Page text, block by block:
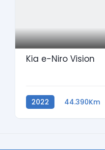
Kia e-Niro Vision
2022 44.390Km